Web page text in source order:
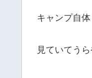
キャンプ自
見ていてう